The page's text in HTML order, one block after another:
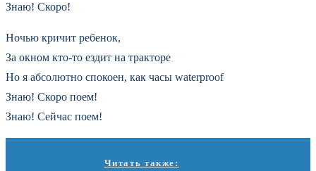
Знаю! Скоро!
Ночью кричит ребенок,
За окном кто-то ездит на тракторе
Но я абсолютно спокоен, как часы waterproof
Знаю! Скоро поем!
Знаю! Сейчас поем!
Читать также: